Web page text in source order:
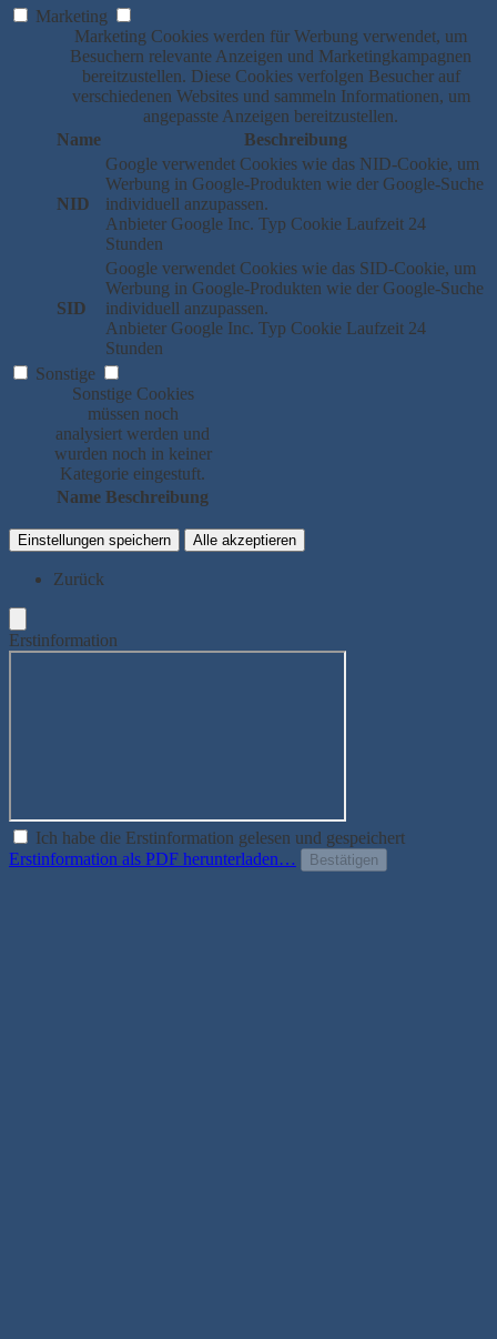
Marketing
Marketing Cookies werden für Werbung verwendet, um
Besuchern relevante Anzeigen und Marketingkampagnen
bereitzustellen. Diese Cookies verfolgen Besucher auf
verschiedenen Websites und sammeln Informationen, um
angepasste Anzeigen bereitzustellen.
Name
Beschreibung
NID
Google verwendet Cookies wie das NID-Cookie, um
Werbung in Google-Produkten wie der Google-Suche
individuell anzupassen.
Anbieter Google Inc. Typ Cookie Laufzeit 24
Stunden
SID
Google verwendet Cookies wie das SID-Cookie, um
Werbung in Google-Produkten wie der Google-Suche
individuell anzupassen.
Anbieter Google Inc. Typ Cookie Laufzeit 24
Stunden
Sonstige
Sonstige Cookies
müssen noch
analysiert werden und
wurden noch in keiner
Kategorie eingestuft.
Name Beschreibung
Einstellungen speichern Alle akzeptieren
Zurück
Erstinformation
Ich habe die Erstinformation gelesen und gespeichert
Erstinformation als PDF herunterladen…
Bestätigen